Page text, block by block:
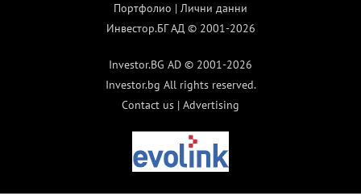
Портфолио | Лични данни
Инвестор.БГ АД © 2001-2026
Investor.BG AD © 2001-2026
Investor.bg All rights reserved.
Contact us | Advertising